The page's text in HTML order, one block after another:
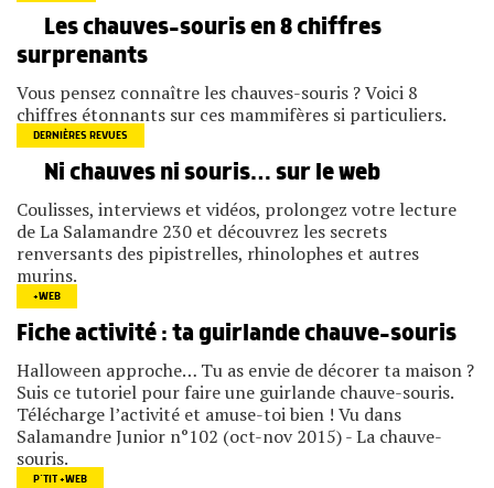
Les chauves-souris en 8 chiffres
surprenants
Vous pensez connaître les chauves-souris ? Voici 8
chiffres étonnants sur ces mammifères si particuliers.
DERNIÈRES REVUES
Ni chauves ni souris… sur le web
Coulisses, interviews et vidéos, prolongez votre lecture
de La Salamandre 230 et découvrez les secrets
renversants des pipistrelles, rhinolophes et autres
murins.
+WEB
Fiche activité : ta guirlande chauve-souris
Halloween approche… Tu as envie de décorer ta maison ?
Suis ce tutoriel pour faire une guirlande chauve-souris.
Télécharge l’activité et amuse-toi bien ! Vu dans
Salamandre Junior n°102 (oct-nov 2015) - La chauve-
souris.
P’TIT +WEB